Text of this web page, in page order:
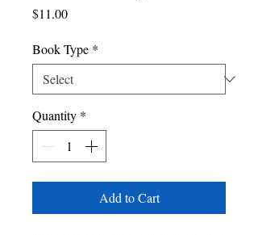
$11.00Price
Book Type *
Quantity *
Add to Cart